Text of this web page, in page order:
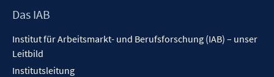
Footer
Das IAB
Institut für Arbeitsmarkt- und Berufsforschung (IAB) – unser
Leitbild
Institutsleitung